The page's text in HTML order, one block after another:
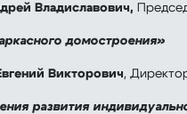
Владиславович,
домостроения»
Викторович,
развития